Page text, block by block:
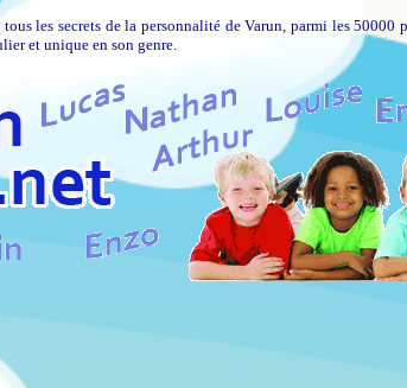
les secrets de la personnalité de Varun, parmi les 50000
et unique en son genre.